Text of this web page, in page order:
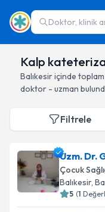
Doktor, klinik
Kalp
Balıkesiriçinde toplam
doktor - uzman
Filtrele
Uzm. Dr.
Çocuk
Balıkesir,
5 (1